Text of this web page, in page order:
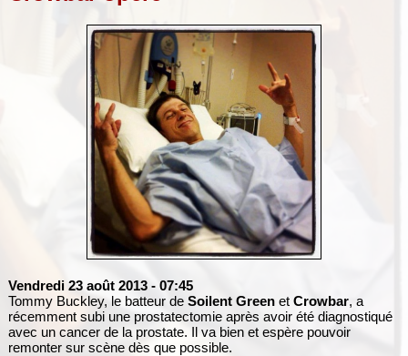
Vendredi 23 août 2013 - 07:45
Tommy Buckley, le batteur de Soilent Greenet Crowbar, a
récemment subi une prostatectomie après avoir été diagnostiqué
avec un cancer de la prostate. Il va bien et espère pouvoir
remonter sur scène dès que possible.